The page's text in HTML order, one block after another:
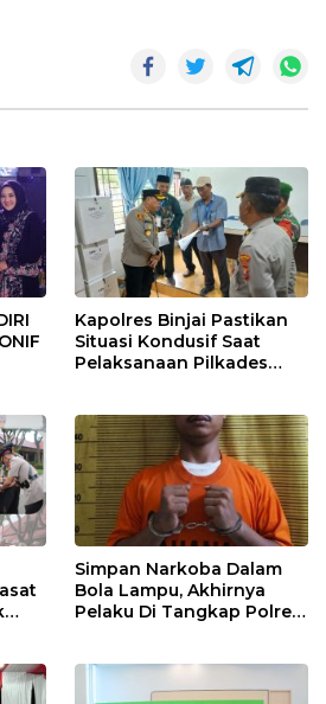
Kapolres Binjai Pastikan
Situasi Kondusif Saat
Pelaksanaan Pilkades
Simpan Narkoba Dalam
Bola Lampu, Akhirnya
Pelaku Di Tangkap Polres